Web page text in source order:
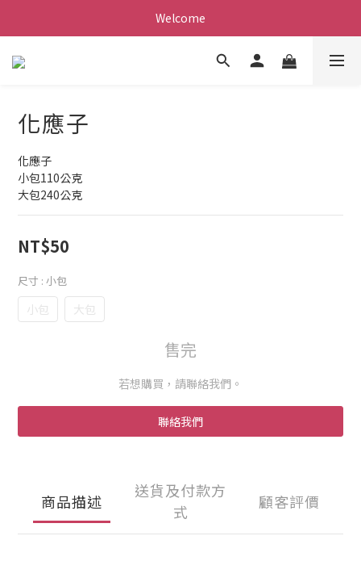
Welcome
化應子
化應子
小包110公克
大包240公克
NT$50
尺寸 : 小包
小包 大包
售完
若想購買，請聯絡我們。
聯絡我們
商品描述
送貨及付款方
式
顧客評價